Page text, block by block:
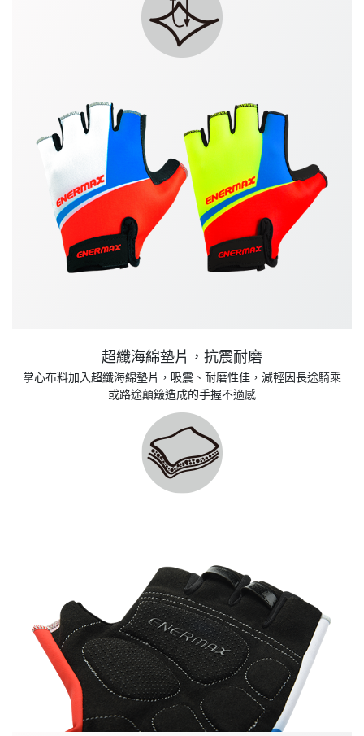
超纖海綿墊片，抗震耐磨
掌心布料加入超纖海綿墊片，吸震、耐磨性佳，減輕因長途騎乘
或路途顛簸造成的手握不適感